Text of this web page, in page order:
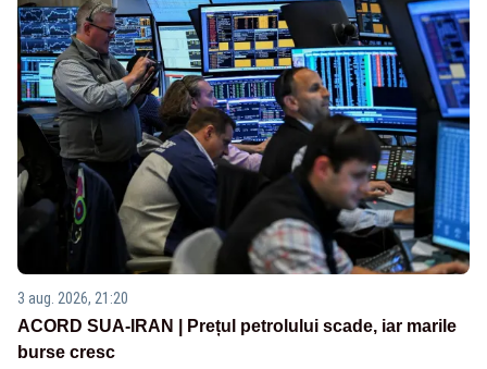
3 aug. 2026, 21:20
ACORD SUA-IRAN | Prețul petrolului scade, iar marile
burse cresc